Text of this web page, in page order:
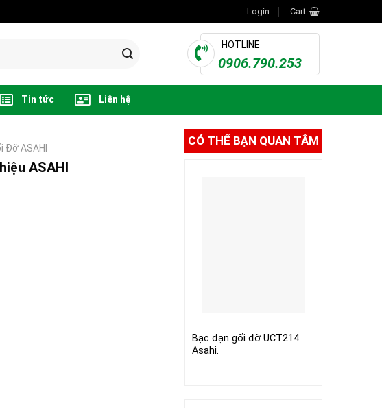
Login Cart
HOTLINE
0906.790.253
Tin tức Liên hệ
CÓ THỂ BẠN QUAN TÂM
Bạc đạn gối đỡ UCT214
Asahi.
Đỡ ASAHI
ASAHI